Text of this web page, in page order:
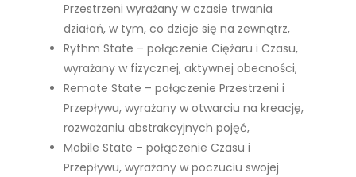
Przestrzeni wyrażany w czasie trwania
działań, w tym, co dzieje się na zewnątrz,
Rythm State – połączenie Ciężaru i Czasu,
wyrażany w fizycznej, aktywnej obecności,
Remote State – połączenie Przestrzeni i
Przepływu, wyrażany w otwarciu na kreację,
rozważaniu abstrakcyjnych pojęć,
Mobile State – połączenie Czasu i
Przepływu, wyrażany w poczuciu swojej